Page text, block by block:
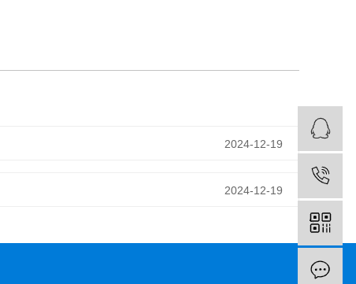
2024-12-19
2024-12-19